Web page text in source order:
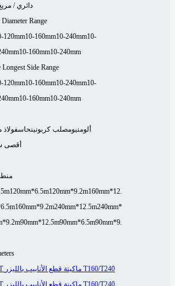
دائري /
Range
120mm10-160mm10-240mm10-
10-160mm10-240mm
Longest Side Range
120mm10-160mm10-240mm10-
10-160mm10-240mm
ألومنيومصلب كربونينحاسفولاذ
أقصى
120mm*6.5m120mm*9.2m160mm*12.
160mm*9.2m240mm*12.5m240mm*
90mm*12.5m90mm*6.5m90mm*9.